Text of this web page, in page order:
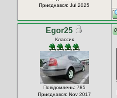
Приєднався: Jul 2025
Egor25
Классик
Повідомлень: 785
Приєднався: Nov 2017